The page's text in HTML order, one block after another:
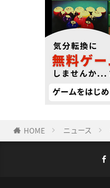
HOME ニュース